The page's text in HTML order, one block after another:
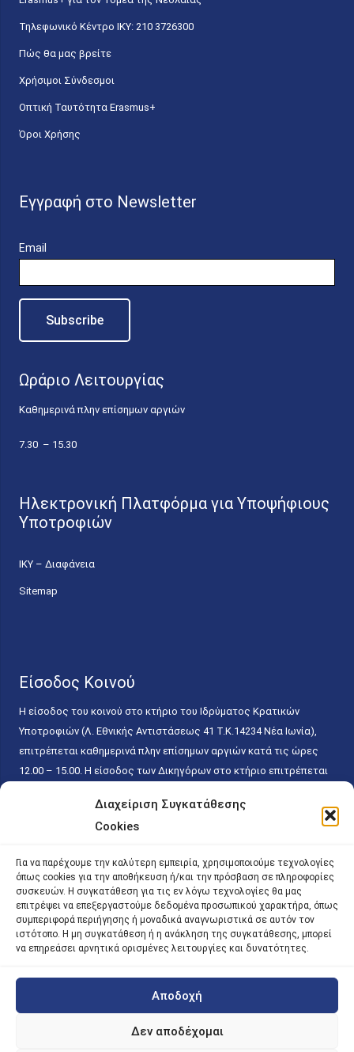
Διαχείριση Συγκατάθεσης
Cookies
Για να παρέχουμε την καλύτερη εμπειρία, χρησιμοποιούμε τεχνολογίες
όπως cookies για την αποθήκευση ή/και την πρόσβαση σε πληροφορίες
συσκευών. Η συγκατάθεση για τις εν λόγω τεχνολογίες θα μας
επιτρέψει να επεξεργαστούμε δεδομένα προσωπικού χαρακτήρα, όπως
συμπεριφορά περιήγησης ή μοναδικά αναγνωριστικά σε αυτόν τον
ιστότοπο. Η μη συγκατάθεση ή η ανάκληση της συγκατάθεσης, μπορεί
να επηρεάσει αρνητικά ορισμένες λειτουργίες και δυνατότητες.
Αποδοχή
Δεν αποδέχομαι
Τηλεφωνικό Κέντρο IKY: 210 3726300
Πώς θα μας βρείτε
Χρήσιμοι Σύνδεσμοι
Οπτική Ταυτότητα Erasmus+
Όροι Χρήσης
Εγγραφή στο Newsletter
Email
Ωράριο Λειτουργίας
Καθημερινά πλην επίσημων αργιών
7.30 – 15.30
Ηλεκτρονική Πλατφόρμα για Υποψήφιους
Υποτροφιών
ΙΚΥ – Διαφάνεια
Sitemap
Είσοδος Κοινού
Η είσοδος του κοινού στο κτήριο του Ιδρύματος Κρατικών
Υποτροφιών (Λ. Εθνικής Αντιστάσεως 41 T.K.14234 Νέα Ιωνία),
επιτρέπεται καθημερινά πλην επίσημων αργιών κατά τις ώρες
12.00 – 15.00. Η είσοδος των Δικηγόρων στο κτήριο επιτρέπεται
κάθε εργάσιμη ημέρα και ώρα χωρίς κανέναν χρονικό ή άλλο
περιορισμό. Η είσοδος του κοινού ειδικά στο γραφείο του
15.00. Η εξυπηρέτηση του κοινού πραγματοποιείται βάσει των
παγίων ισχυουσών διατάξεων. Για την αποφυγή συνωστισμού
εντός του εσωτερικού χώρου εξυπηρέτησης και αναμονής του
κοινού, η εξυπηρέτησή του δύναται να πραγματοποιείται κατόπιν
προγραμματισμένου ραντεβού.
| iky.gr | All Rights Reserved
Designed and Developed by ACM Digital